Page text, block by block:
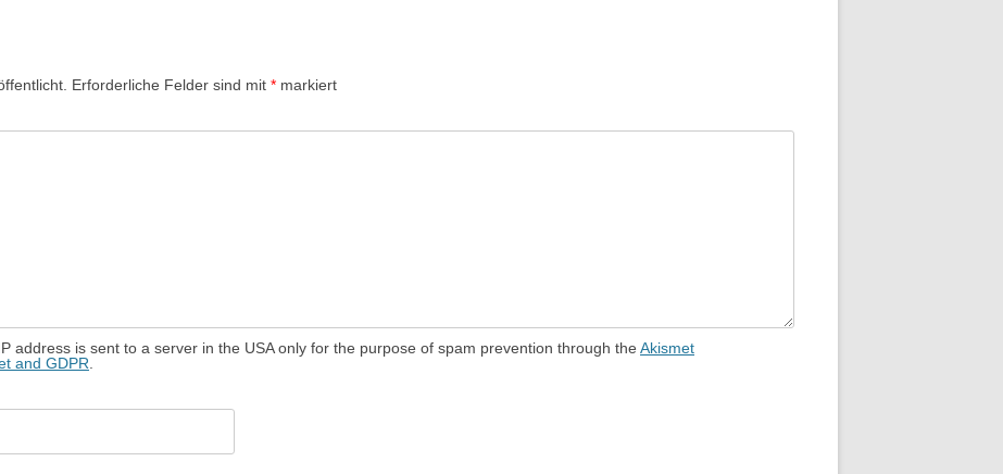
Erforderliche Felder sind mit * markiert
address is sent to a server in the USA only for the purpose of spam prevention through the Akismet
and GDPR